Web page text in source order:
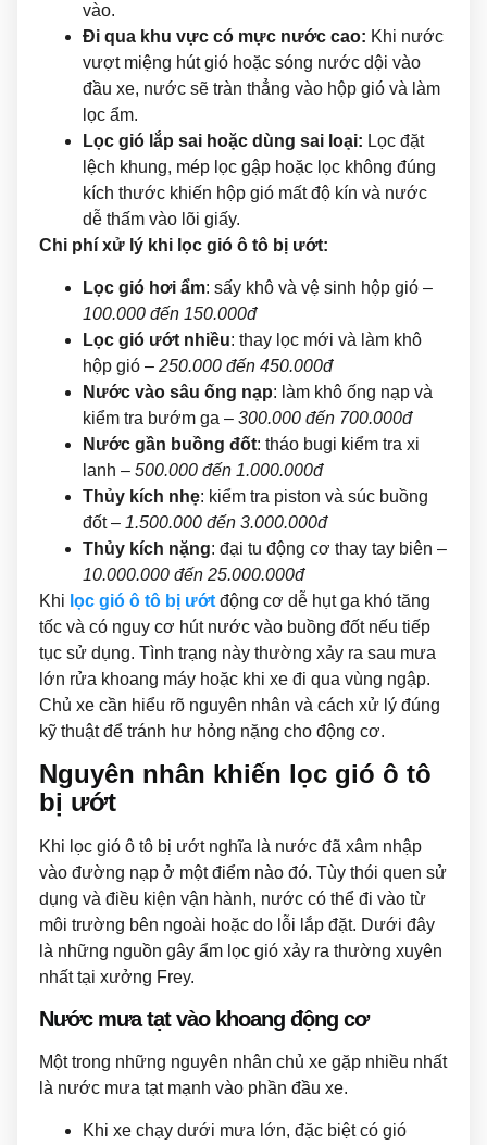
vào.
Đi qua khu vực có mực nước cao: Khi nước
vượt miệng hút gió hoặc sóng nước dội vào
đầu xe, nước sẽ tràn thẳng vào hộp gió và làm
lọc ẩm.
Lọc gió lắp sai hoặc dùng sai loại: Lọc đặt
lệch khung, mép lọc gập hoặc lọc không đúng
kích thước khiến hộp gió mất độ kín và nước
dễ thấm vào lõi giấy.
Chi phí xử lý khi lọc gió ô tô bị ướt:
Lọc gió hơi ẩm: sấy khô và vệ sinh hộp gió –
100.000 đến 150.000đ
Lọc gió ướt nhiều: thay lọc mới và làm khô
hộp gió – 250.000 đến 450.000đ
Nước vào sâu ống nạp: làm khô ống nạp và
kiểm tra bướm ga – 300.000 đến 700.000đ
Nước gần buồng đốt: tháo bugi kiểm tra xi
lanh – 500.000 đến 1.000.000đ
Thủy kích nhẹ: kiểm tra piston và súc buồng
đốt – 1.500.000 đến 3.000.000đ
Thủy kích nặng: đại tu động cơ thay tay biên –
10.000.000 đến 25.000.000đ
Khi lọc gió ô tô bị ướt động cơ dễ hụt ga khó tăng
tốc và có nguy cơ hút nước vào buồng đốt nếu tiếp
tục sử dụng. Tình trạng này thường xảy ra sau mưa
lớn rửa khoang máy hoặc khi xe đi qua vùng ngập.
Chủ xe cần hiểu rõ nguyên nhân và cách xử lý đúng
kỹ thuật để tránh hư hỏng nặng cho động cơ.
Nguyên nhân khiến lọc gió ô tô
bị ướt
Khi lọc gió ô tô bị ướt nghĩa là nước đã xâm nhập
vào đường nạp ở một điểm nào đó. Tùy thói quen sử
dụng và điều kiện vận hành, nước có thể đi vào từ
môi trường bên ngoài hoặc do lỗi lắp đặt. Dưới đây
là những nguồn gây ẩm lọc gió xảy ra thường xuyên
nhất tại xưởng Frey.
Nước mưa tạt vào khoang động cơ
Một trong những nguyên nhân chủ xe gặp nhiều nhất
là nước mưa tạt mạnh vào phần đầu xe.
Khi xe chạy dưới mưa lớn, đặc biệt có gió